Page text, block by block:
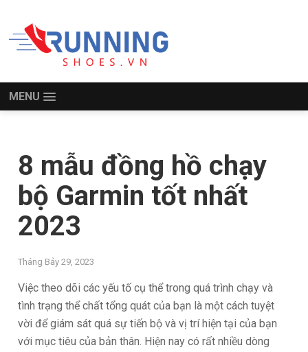
MENU
8 mẫu đồng hồ chạy
bộ Garmin tốt nhất
2023
Tháng Bảy 29, 2023
Việc theo dõi các yếu tố cụ thể trong quá trình chạy và
tình trạng thể chất tổng quát của bạn là một cách tuyệt
vời để giám sát quá sự tiến bộ và vị trí hiện tại của bạn
với mục tiêu của bản thân. Hiện nay có rất nhiều dòng